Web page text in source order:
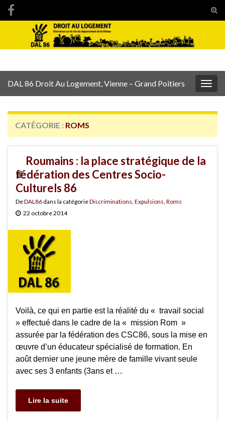
Search for:
DAL 86 Droit Au Logement, Vienne – Grand Poitiers
CATÉGORIE : ROMS
Roumains : la place stratégique de la
fédération des Centres Socio-
Culturels 86
DeDAL86 dans la catégorieDiscriminations, Expulsions, Roms
22 octobre 2014
Voilà, ce qui en partie est la réalité du « travail social
» effectué dans le cadre de la « mission Rom »
assurée par la fédération des CSC86, sous la mise en
œuvre d’un éducateur spécialisé de formation. En
août dernier une jeune mère de famille vivant seule
avec ses 3 enfants (3ans et …
Lire la suite